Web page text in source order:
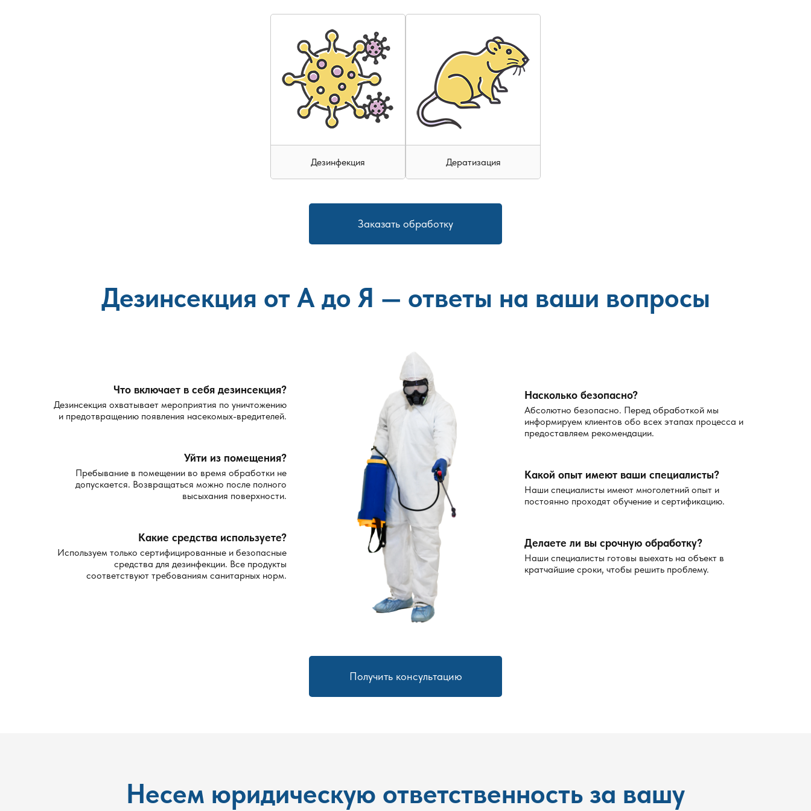
Дезинфекция Дератизация
Заказать обработку
Дезинсекция от А до Я — ответы на ваши вопросы
Что включает в себя дезинсекция?
Дезинсекция охватывает мероприятия по уничтожению
и предотвращению появления насекомых-вредителей.
Уйти из помещения?
Пребывание в помещении во время обработки не
допускается. Возвращаться можно после полного
высыхания поверхности.
Какие средства используете?
Используем только сертифицированные и безопасные
средства для дезинфекции. Все продукты
соответствуют требованиям санитарных норм.
Насколько безопасно?
Абсолютно безопасно. Перед обработкой мы
информируем клиентов обо всех этапах процесса и
предоставляем рекомендации.
Какой опыт имеют ваши специалисты?
Наши специалисты имеют многолетний опыт и
постоянно проходят обучение и сертификацию.
Делаете ли вы срочную обработку?
Наши специалисты готовы выехать на объект в
кратчайшие сроки, чтобы решить проблему.
Получить консультацию
Несем юридическую ответственность за вашу